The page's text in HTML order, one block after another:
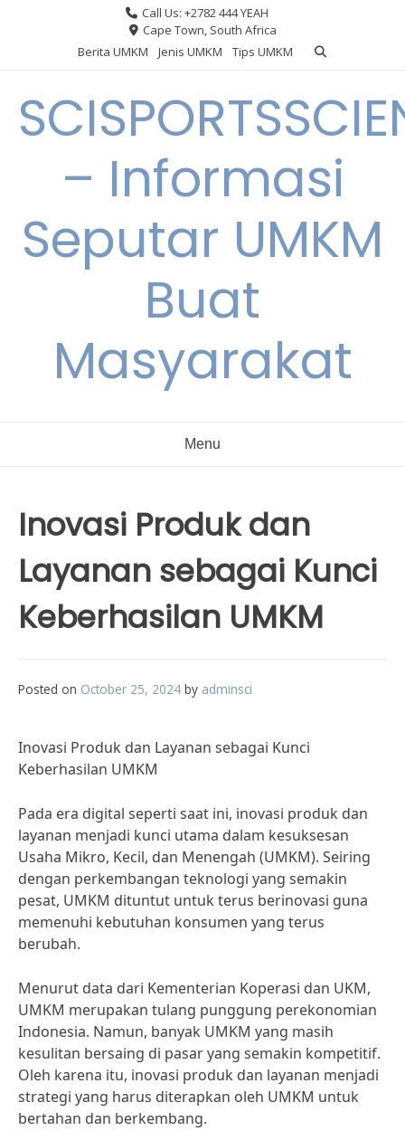
Call Us: +2782 444 YEAH
Cape Town, South Africa
Berita UMKM
Jenis UMKM Tips UMKM
– Informasi
Seputar UMKM
Buat
Masyarakat
Menu
Inovasi Produk dan
Layanan sebagai Kunci
Keberhasilan UMKM
Posted on October 25, 2024 by adminsci
Inovasi Produk dan Layanan sebagai Kunci
Keberhasilan UMKM
Pada era digital seperti saat ini, inovasi produk dan
layanan menjadi kunci utama dalam kesuksesan
Usaha Mikro, Kecil, dan Menengah (UMKM). Seiring
dengan perkembangan teknologi yang semakin
pesat, UMKM dituntut untuk terus berinovasi guna
memenuhi kebutuhan konsumen yang terus
berubah.
Menurut data dari Kementerian Koperasi dan UKM,
UMKM merupakan tulang punggung perekonomian
Indonesia. Namun, banyak UMKM yang masih
kesulitan bersaing di pasar yang semakin kompetitif.
Oleh karena itu, inovasi produk dan layanan menjadi
strategi yang harus diterapkan oleh UMKM untuk
bertahan dan berkembang.